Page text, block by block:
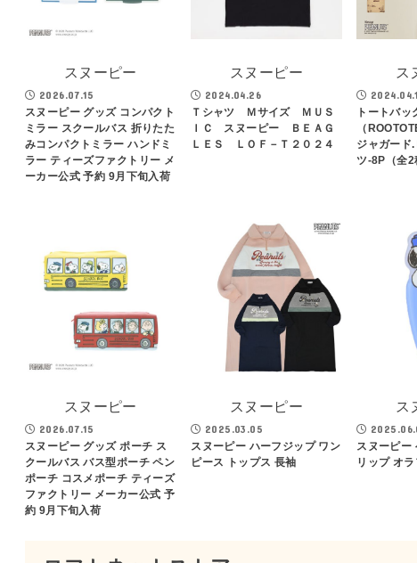
スヌーピー
2026.07.15
スヌーピー グッズ コンパクト
ミラー スクールバス 折りたた
みコンパクトミラー ハンドミ
ラー ティーズファクトリー メ
ーカー公式 予約 9月下旬入荷
スヌーピー
2024.04.26
Ｔシャツ Ｍサイズ ＭＵＳ
ＩＣ スヌーピー ＢＥＡＧ
ＬＥＳ ＬＯＦ－Ｔ２０２４
ス
トートバッ
（
ジャガード
ツ-8P（全2
スヌーピー
2026.07.15
スヌーピー グッズ ポーチ ス
クールバス バス型ポーチ ペン
ポーチ コスメポーチ ティーズ
ファクトリー メーカー公式 予
約 9月下旬入荷
スヌーピー
2025.03.05
スヌーピー ハーフジップ ワン
ピース トップス 長袖
ス
スヌーピー
リップ オ